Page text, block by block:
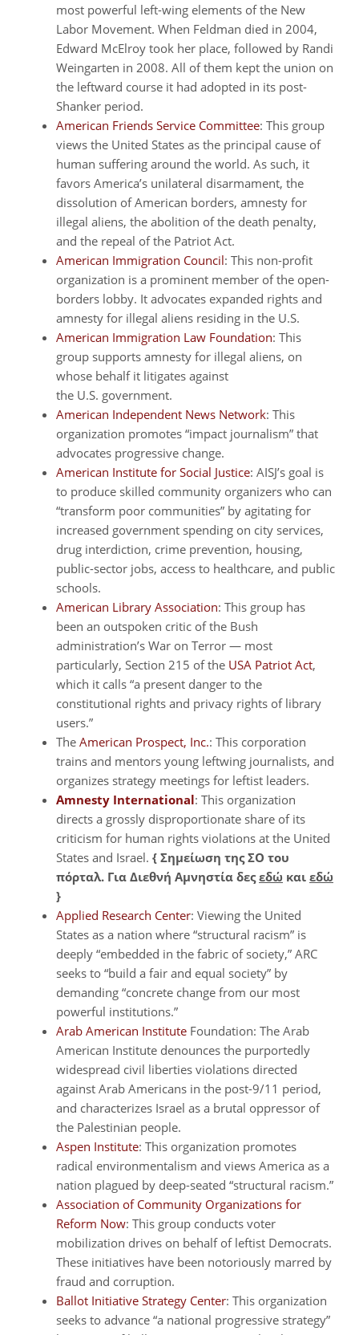
most powerful left-wing elements of the New
Labor Movement. When Feldman died in 2004,
Edward McElroy took her place, followed by Randi
Weingarten in 2008. All of them kept the union on
the leftward course it had adopted in its post-
Shanker period.
American Friends Service Committee: This group
views the United States as the principal cause of
human suffering around the world. As such, it
favors America’s unilateral disarmament, the
dissolution of American borders, amnesty for
illegal aliens, the abolition of the death penalty,
and the repeal of the Patriot Act.
American Immigration Council: This non-profit
organization is a prominent member of the open-
borders lobby. It advocates expanded rights and
amnesty for illegal aliens residing in the U.S.
American Immigration Law Foundation: This
group supports amnesty for illegal aliens, on
whose behalf it litigates against
the U.S. government.
American Independent News Network: This
organization promotes “impact journalism” that
advocates progressive change.
American Institute for Social Justice: AISJ’s goal is
to produce skilled community organizers who can
“transform poor communities” by agitating for
increased government spending on city services,
drug interdiction, crime prevention, housing,
public-sector jobs, access to healthcare, and public
schools.
American Library Association: This group has
been an outspoken critic of the Bush
administration’s War on Terror — most
particularly, Section 215 of the USA Patriot Act,
which it calls “a present danger to the
constitutional rights and privacy rights of library
users.”
The American Prospect, Inc.: This corporation
trains and mentors young leftwing journalists, and
organizes strategy meetings for leftist leaders.
Amnesty International: This organization
directs a grossly disproportionate share of its
criticism for human rights violations at the United
States and Israel. { Σημείωση της ΣΟ του
πόρταλ. Για Διεθνή Αμνηστία δεςεδώ και εδώ
}
Applied Research Center: Viewing the United
States as a nation where “structural racism” is
deeply “embedded in the fabric of society,” ARC
seeks to “build a fair and equal society” by
demanding “concrete change from our most
powerful institutions.”
Arab American Institute Foundation: The Arab
American Institute denounces the purportedly
widespread civil liberties violations directed
against Arab Americans in the post-9/11 period,
and characterizes Israel as a brutal oppressor of
the Palestinian people.
Aspen Institute: This organization promotes
radical environmentalism and views America as a
nation plagued by deep-seated “structural racism.”
Association of Community Organizations for
Reform Now: This group conducts voter
mobilization drives on behalf of leftist Democrats.
These initiatives have been notoriously marred by
fraud and corruption.
Ballot Initiative Strategy Center: This organization
seeks to advance “a national progressive strategy”